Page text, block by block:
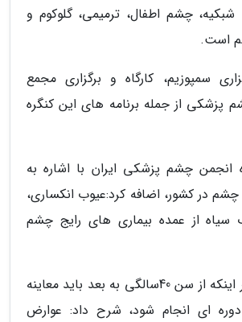
شبکیه، چشم اطفال، ترمیمی، گلوکوم و
است.
سمپوزیم، کارگاه و برگزاری مجمع
پزشکی از جمله برنامه های این کنگره
چشم پزشکی ایران با اشاره به
در کشور، اضافه کرد:عیوب انکساری،
سیاه از عمده بیماری های رایج چشم
احمدیه با تاکید بر اینکه از سن 40سالگی به بعد باید معاینه
ای انجام شود، شرح داد: عوارض